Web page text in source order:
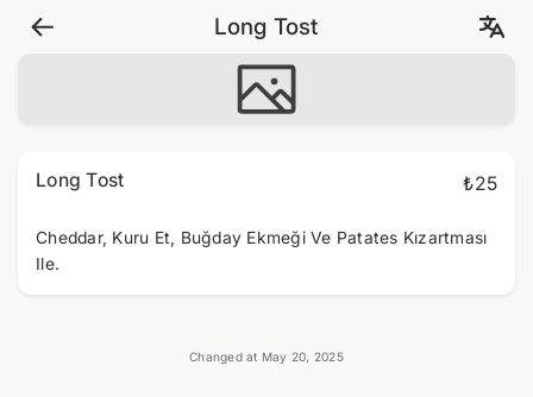
Long Tost
Long Tost ₺25
Cheddar, Kuru Et, Buğday Ekmeği Ve Patates Kızartması
Ile.
Changed at May 20, 2025